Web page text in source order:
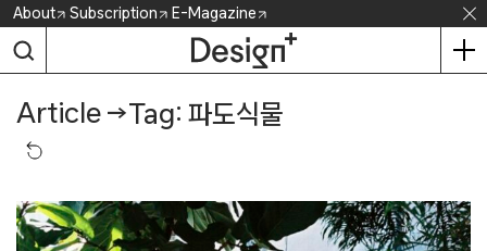
Skip
content
About Subscription E-Magazine
Article →Tag: 파도식물